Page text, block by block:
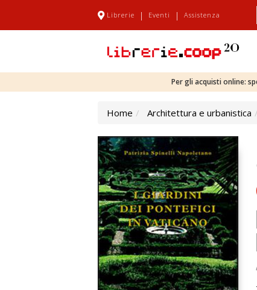
Librerie | Eventi | Assistenza
Per gli acquisti online:
Home Architettura e urbanistica